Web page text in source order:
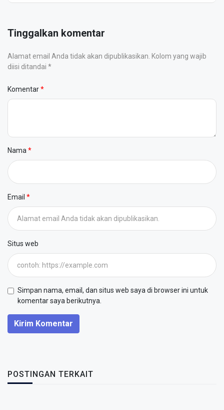
Tinggalkan komentar
Alamat email Anda tidak akan dipublikasikan. Kolom yang wajib
diisi ditandai *
Komentar
Nama
Email
Situs web
Simpan nama, email, dan situs web saya di browser ini untuk
komentar saya berikutnya.
Kirim Komentar
POSTINGAN TERKAIT